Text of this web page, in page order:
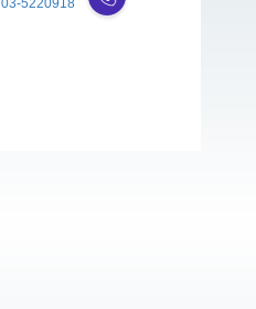
03-5220918